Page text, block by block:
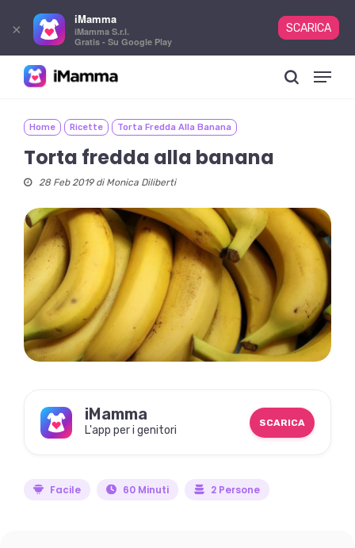
content
Menu
Home Ricette Torta Fredda Alla Banana
Torta fredda alla banana
28 Feb 2019 di Monica Diliberti
iMamma
L'app per i genitori
SCARICA
Facile 60 Minuti 2 Persone
×
iMamma
iMamma S.r.l.
Gratis - Su Google Play
SCARICA